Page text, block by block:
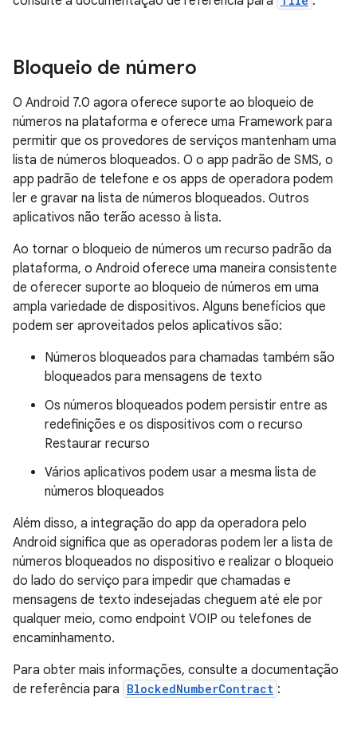
Bloqueio de número
O Android 7.0 agora oferece suporte ao bloqueio de
números na plataforma e oferece uma Framework para
permitir que os provedores de serviços mantenham uma
lista de números bloqueados. O o app padrão de SMS, o
app padrão de telefone e os apps de operadora podem
ler e gravar na lista de números bloqueados. Outros
aplicativos não terão acesso à lista.
Ao tornar o bloqueio de números um recurso padrão da
plataforma, o Android oferece uma maneira consistente
de oferecer suporte ao bloqueio de números em uma
ampla variedade de dispositivos. Alguns benefícios que
podem ser aproveitados pelos aplicativos são:
Números bloqueados para chamadas também são
bloqueados para mensagens de texto
Os números bloqueados podem persistir entre as
redefinições e os dispositivos com o recurso
Restaurar recurso
Vários aplicativos podem usar a mesma lista de
números bloqueados
Além disso, a integração do app da operadora pelo
Android significa que as operadoras podem ler a lista de
números bloqueados no dispositivo e realizar o bloqueio
do lado do serviço para impedir que chamadas e
mensagens de texto indesejadas cheguem até ele por
qualquer meio, como endpoint VOIP ou telefones de
encaminhamento.
Para obter mais informações, consulte a documentação
de referência para BlockedNumberContract :